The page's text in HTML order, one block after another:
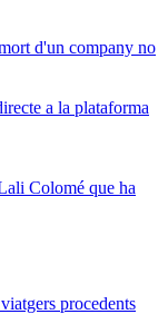
d'un company no
a la plataforma
Colomé que ha
procedents